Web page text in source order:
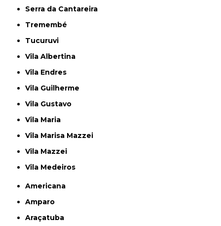
Serra da Cantareira
Tremembé
Tucuruvi
Vila Albertina
Vila Endres
Vila Guilherme
Vila Gustavo
Vila Maria
Vila Marisa Mazzei
Vila Mazzei
Vila Medeiros
Americana
Amparo
Araçatuba